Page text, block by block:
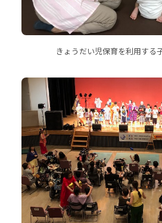
きょうだい児保育を利用する